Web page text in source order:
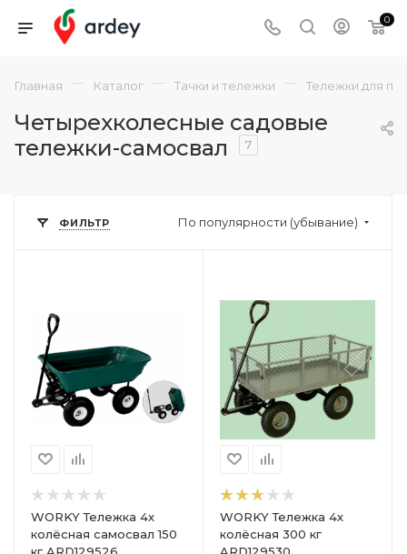
0
Главная — Каталог — Тачки и тележки — Тележки для
Четырехколесные садовые
тележки-самосвал
7
ФИЛЬТР По популярности (убывание)
WORKY Тележка 4х
колёсная самосвал 150
кг ARD129526
WORKY Тележка 4х
колёсная 300 кг
ARD129530